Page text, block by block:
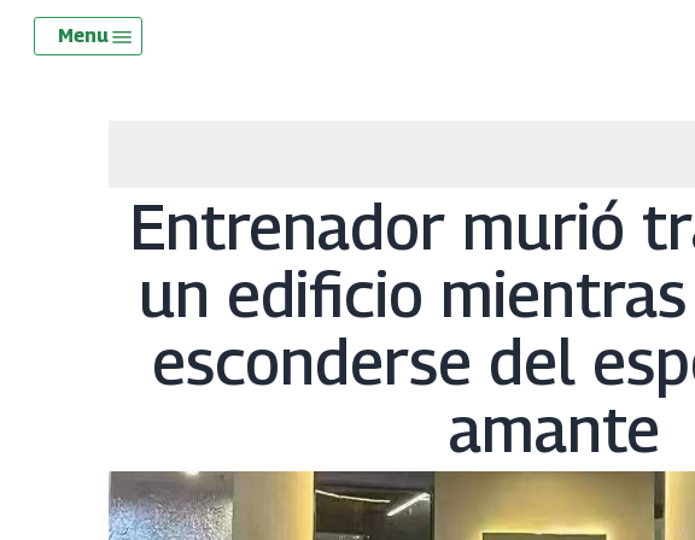
Skip
Menu
Entrenador murió
un edificio
esconderse del
amante
Menu